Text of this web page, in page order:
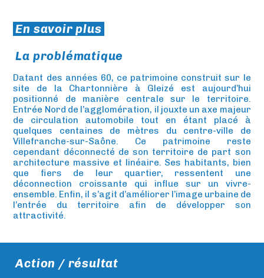
En savoir plus
La problématique
Datant des années 60, ce patrimoine construit sur le
site de la Chartonnière à Gleizé est aujourd’hui
positionné de manière centrale sur le territoire.
Entrée Nord de l’agglomération, il jouxte un axe majeur
de circulation automobile tout en étant placé à
quelques centaines de mètres du centre-ville de
Villefranche-sur-Saône. Ce patrimoine reste
cependant déconnecté de son territoire de part son
architecture massive et linéaire. Ses habitants, bien
que fiers de leur quartier, ressentent une
déconnection croissante qui influe sur un vivre-
ensemble. Enfin, il s’agit d’améliorer l’image urbaine de
l’entrée du territoire afin de développer son
attractivité.
Action / résultat